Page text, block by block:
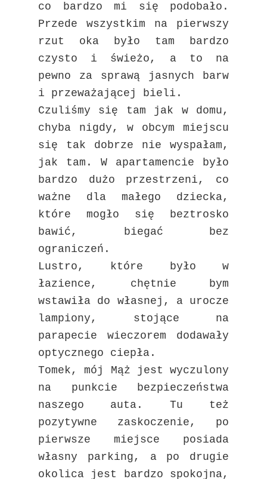
co bardzo mi się podobało.
Przede wszystkim na pierwszy
rzut oka było tam bardzo
czysto i świeżo, a to na
pewno za sprawą jasnych barw
i przeważającej bieli.
Czuliśmy się tam jak w domu,
chyba nigdy, w obcym miejscu
się tak dobrze nie wyspałam,
jak tam. W apartamencie było
bardzo dużo przestrzeni, co
ważne dla małego dziecka,
które mogło się beztrosko
bawić, biegać bez
ograniczeń.
Lustro, które było w
łazience, chętnie bym
wstawiła do własnej, a urocze
lampiony, stojące na
parapecie wieczorem dodawały
optycznego ciepła.
Tomek, mój Mąż jest wyczulony
na punkcie bezpieczeństwa
naszego auta. Tu też
pozytywne zaskoczenie, po
pierwsze miejsce posiada
własny parking, a po drugie
okolica jest bardzo spokojna,